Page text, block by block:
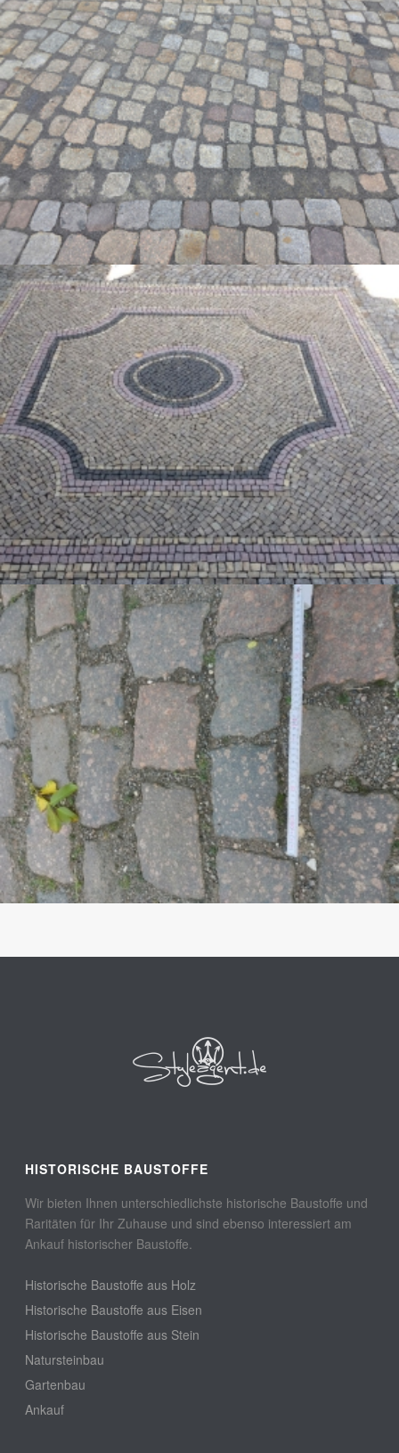
HISTORISCHE BAUSTOFFE
Wir bieten Ihnen unterschiedlichste historische Baustoffe und
Raritäten für Ihr Zuhause und sind ebenso interessiert am
Ankauf historischer Baustoffe.
Historische Baustoffe aus Holz
Historische Baustoffe aus Eisen
Historische Baustoffe aus Stein
Natursteinbau
Gartenbau
Ankauf